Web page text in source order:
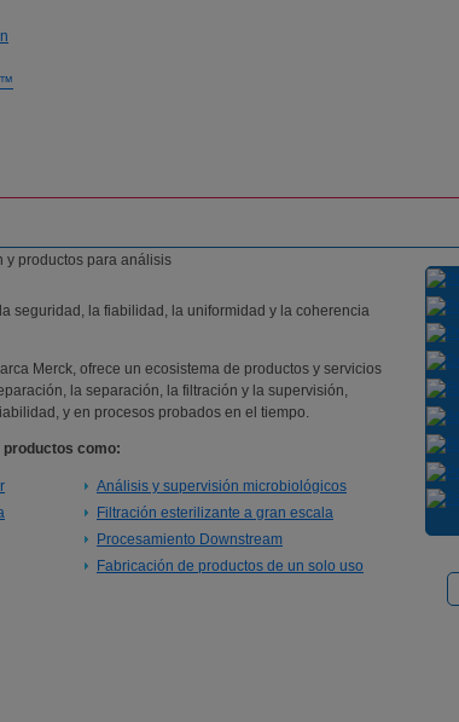
seguridad, la fiabilidad, la uniformidad y la coherencia
Merck, ofrece un ecosistema de productos y servicios
la separación, la filtración y la supervisión,
y en procesos probados en el tiempo.
como:
Análisis y supervisión microbiológicos
Filtración esterilizante a gran escala
Procesamiento Downstream
Fabricación de productos de un solo uso